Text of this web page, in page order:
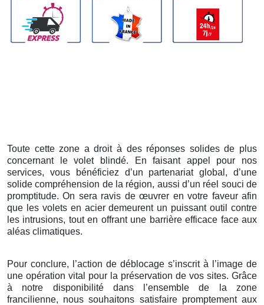
Toute cette zone a droit à des réponses solides de plus
concernant le volet blindé. En faisant appel pour nos
services, vous bénéficiez d’un partenariat global, d’une
solide compréhension de la région, aussi d’un réel souci de
promptitude. On sera ravis de œuvrer en votre faveur afin
que les volets en acier demeurent un puissant outil contre
les intrusions, tout en offrant une barrière efficace face aux
aléas climatiques.
Pour conclure, l’action de déblocage s’inscrit à l’image de
une opération vital pour la préservation de vos sites. Grâce
à notre disponibilité dans l’ensemble de la zone
francilienne, nous souhaitons satisfaire promptement aux